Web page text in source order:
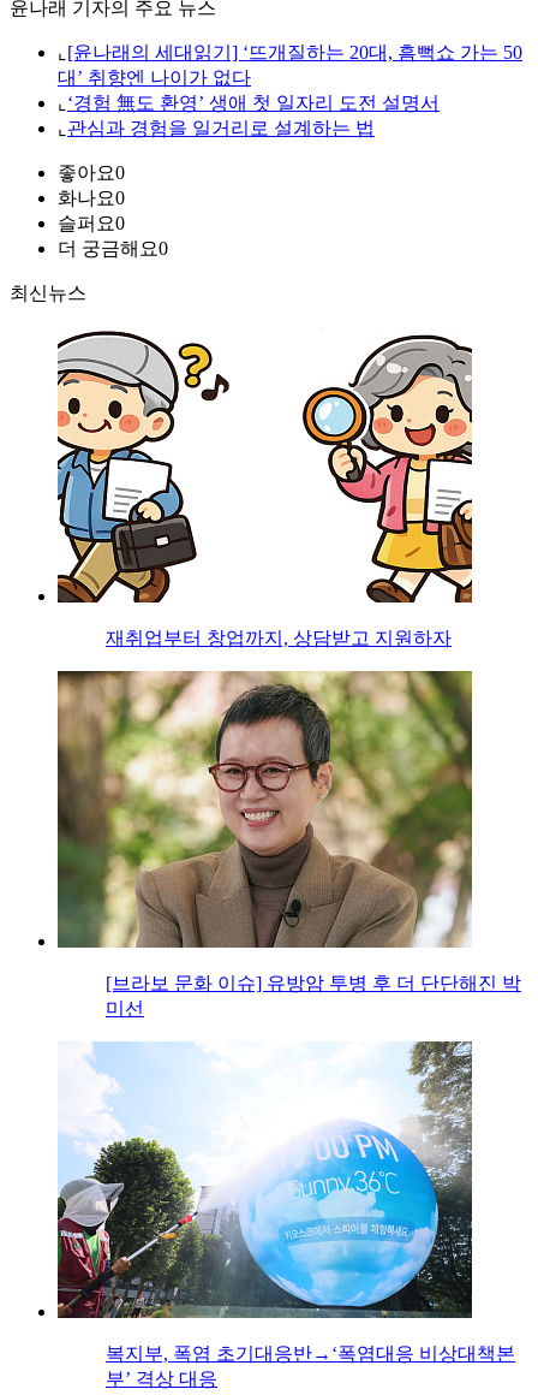
윤나래 기자의 주요 뉴스
⌞ [윤나래의 세대읽기] ‘뜨개질하는 20대, 흠뻑쇼 가는 50
대’ 취향엔 나이가 없다
⌞ ‘경험 無도 환영’ 생애 첫 일자리 도전 설명서
⌞ 관심과 경험을 일거리로 설계하는 법
좋아요0
화나요0
슬퍼요0
더 궁금해요0
최신뉴스
재취업부터 창업까지, 상담받고 지원하자
[브라보 문화 이슈] 유방암 투병 후 더 단단해진 박
미선
복지부, 폭염 초기대응반→‘폭염대응 비상대책본
부’ 격상 대응